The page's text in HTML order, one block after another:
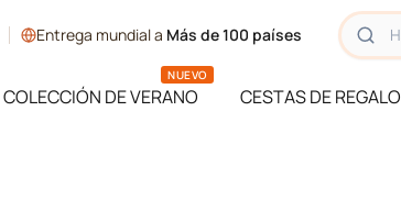
Entrega mundial a Más de 100 países
COLECCIÓN DE VERANO
NUEVO
CESTAS DE REGALO